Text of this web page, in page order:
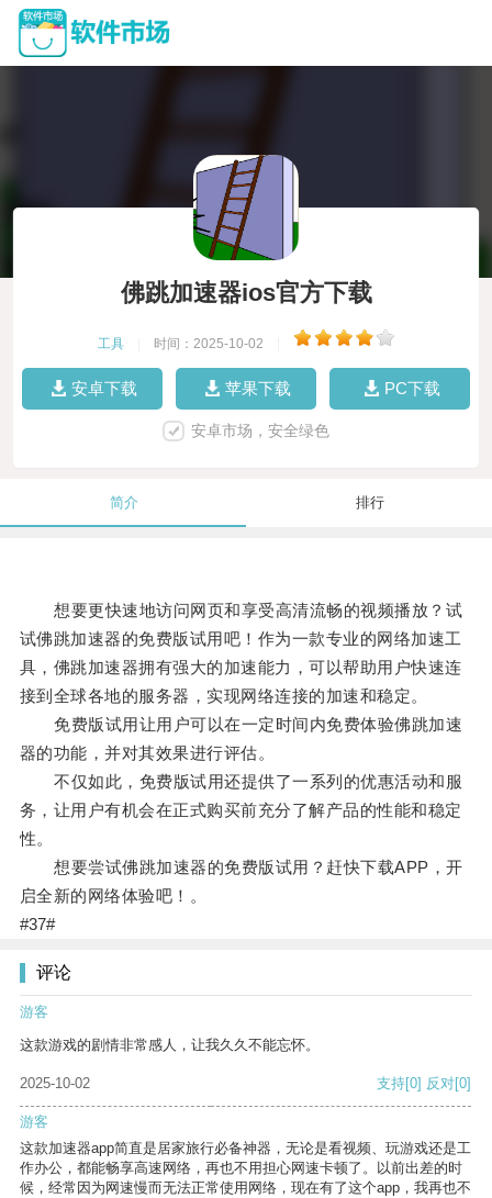
佛跳加速器ios官方下载
工具 时间：2025-10-02
安卓下载 苹果下载 PC下载
安卓市场，安全绿色
简介 排行
想要更快速地访问网页和享受高清流畅的视频播放？试
试佛跳加速器的免费版试用吧！作为一款专业的网络加速工
具，佛跳加速器拥有强大的加速能力，可以帮助用户快速连
接到全球各地的服务器，实现网络连接的加速和稳定。
免费版试用让用户可以在一定时间内免费体验佛跳加速
器的功能，并对其效果进行评估。
不仅如此，免费版试用还提供了一系列的优惠活动和服
务，让用户有机会在正式购买前充分了解产品的性能和稳定
性。
想要尝试佛跳加速器的免费版试用？赶快下载APP，开
启全新的网络体验吧！。
#37#
评论
游客
这款游戏的剧情非常感人，让我久久不能忘怀。
2025-10-02 支持[0] 反对[0]
游客
这款加速器app简直是居家旅行必备神器，无论是看视频、玩游戏还是工
作办公，都能畅享高速网络，再也不用担心网速卡顿了。以前出差的时
候，经常因为网速慢而无法正常使用网络，现在有了这个app，我再也不